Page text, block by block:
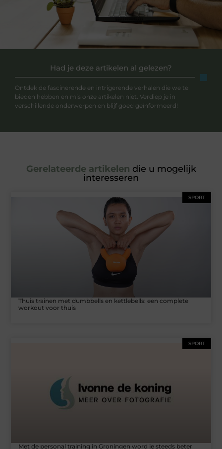
Had je deze artikelen al gelezen?
Ontdek de fascinerende en intrigerende verhalen die we te
bieden hebben en mis onze artikelen niet. Verdiep je in
verschillende onderwerpen en blijf goed geïnformeerd!
Gerelateerde artikelen die u mogelijk
interesseren
SPORT
Thuis trainen met dumbbells en kettlebells: een complete
workout voor thuis
SPORT
Met de personal training in Groningen word je steeds beter